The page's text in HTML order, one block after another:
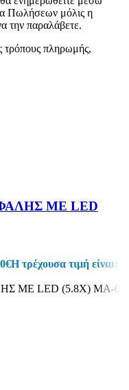
Πωλήσεων μόλις η
την παραλάβετε.
τρόπους πληρωμής,
ΜΕ LED
€Η τρέχουσα τιμή είναι:
LED (5.8X) MA-016